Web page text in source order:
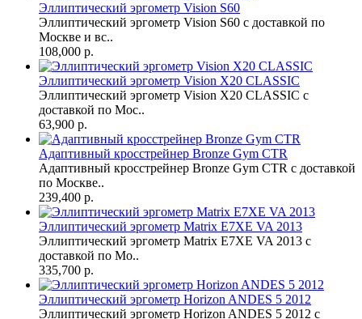
Эллиптический эргометр Vision S60
Эллиптический эргометр Vision S60 с доставкой по
Москве и вс..
108,000 р.
Эллиптический эргометр Vision X20 CLASSIC
Эллиптический эргометр Vision X20 CLASSIC с
доставкой по Мос..
63,900 р.
Адаптивный кросстрейнер Bronze Gym CTR
Адаптивный кросстрейнер Bronze Gym CTR с доставкой
по Москве..
239,400 р.
Эллиптический эргометр Matrix E7XE VA 2013
Эллиптический эргометр Matrix E7XE VA 2013 с
доставкой по Мо..
335,700 р.
Эллиптический эргометр Horizon ANDES 5 2012
Эллиптический эргометр Horizon ANDES 5 2012 с